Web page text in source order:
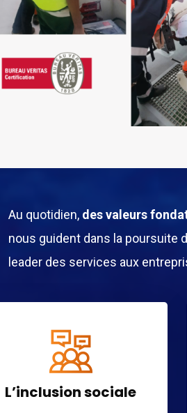
Au quotidien, des valeurs
nous guident dans la poursuite
leader des services aux
L’inclusion sociale